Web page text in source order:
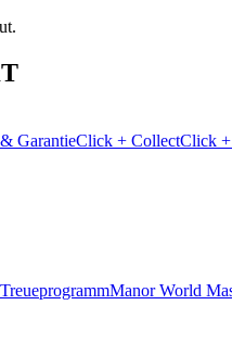
GarantieClick + CollectClick +
Manor World